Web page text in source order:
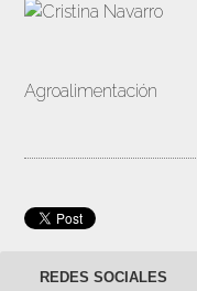
Agroalimentación
REDES SOCIALES